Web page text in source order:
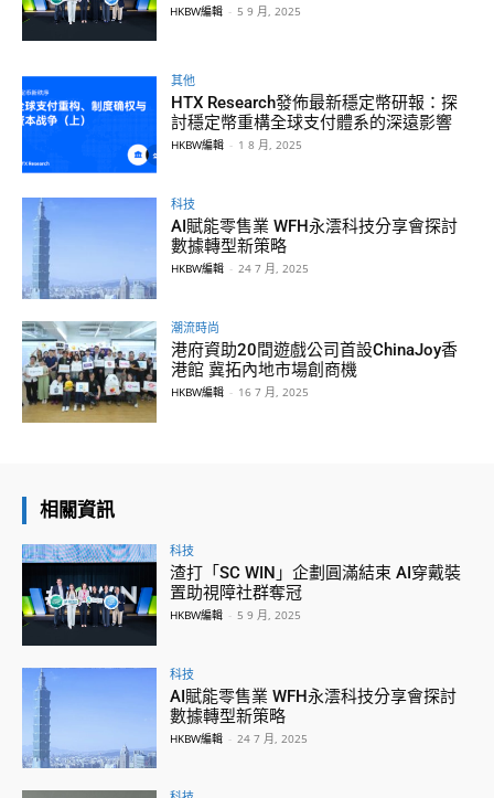
HKBW編輯 - 5 9 月, 2025
其他
HTX Research發佈最新穩定幣研報：探
討穩定幣重構全球支付體系的深遠影響
HKBW編輯 - 1 8 月, 2025
科技
AI賦能零售業 WFH永澐科技分享會探討
數據轉型新策略
HKBW編輯 - 24 7 月, 2025
潮流時尚
港府資助20間遊戲公司首設ChinaJoy香
港館 冀拓內地市場創商機
HKBW編輯 - 16 7 月, 2025
相關資訊
科技
渣打「SC WIN」企劃圓滿結束 AI穿戴裝
置助視障社群奪冠
HKBW編輯 - 5 9 月, 2025
科技
AI賦能零售業 WFH永澐科技分享會探討
數據轉型新策略
HKBW編輯 - 24 7 月, 2025